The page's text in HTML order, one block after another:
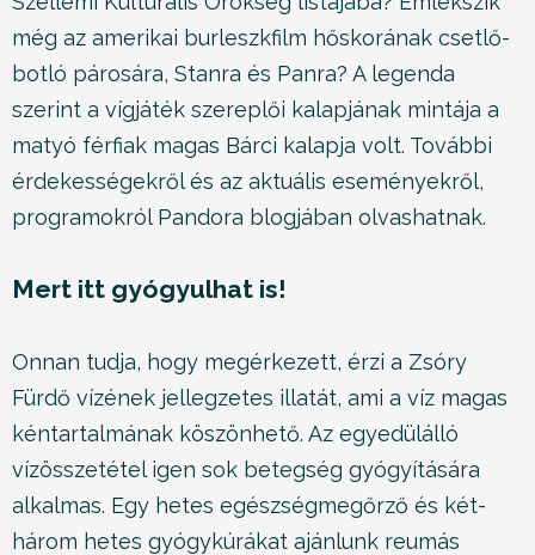
még az amerikai burleszkfilm hőskorának csetlő-
botló párosára, Stanra és Panra? A legenda
szerint a vígjáték szereplői kalapjának mintája a
matyó férfiak magas Bárci kalapja volt. További
érdekességekről és az aktuális eseményekről,
programokról Pandora blogjában olvashatnak.
Mert itt gyógyulhat is!
Onnan tudja, hogy megérkezett, érzi a Zsóry
Fürdő vízének jellegzetes illatát, ami a víz magas
kéntartalmának köszönhető. Az egyedülálló
vízösszetétel igen sok betegség gyógyítására
alkalmas. Egy hetes egészségmegőrző és két-
három hetes gyógykúrákat ajánlunk reumás